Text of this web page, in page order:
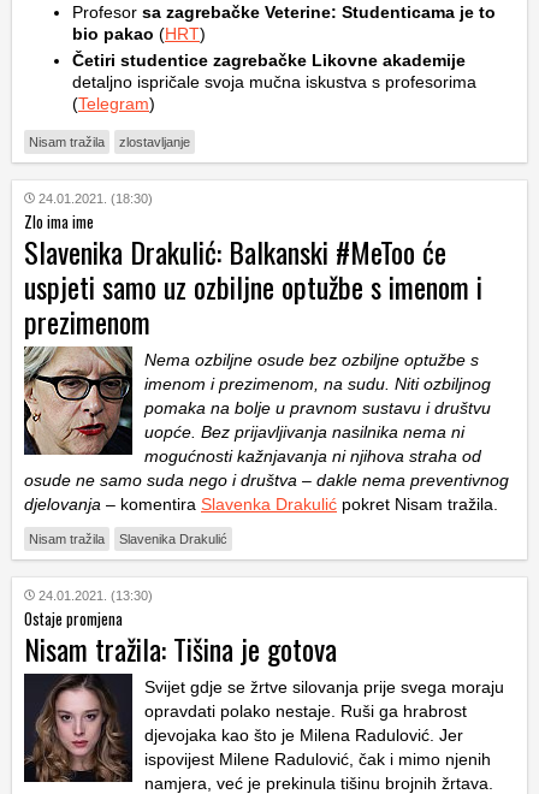
Profesor sa zagrebačke Veterine: Studenticama je to
bio pakao (HRT)
Četiri studentice zagrebačke Likovne akademije
detaljno ispričale svoja mučna iskustva s profesorima
(Telegram)
Nisam tražila zlostavljanje
24.01.2021. (18:30)
Zlo ima ime
Slavenika Drakulić: Balkanski #MeToo će
uspjeti samo uz ozbiljne optužbe s imenom i
prezimenom
Nema ozbiljne osude bez ozbiljne optužbe s
imenom i prezimenom, na sudu. Niti ozbiljnog
pomaka na bolje u pravnom sustavu i društvu
uopće. Bez prijavljivanja nasilnika nema ni
mogućnosti kažnjavanja ni njihova straha od
osude ne samo suda nego i društva – dakle nema preventivnog
djelovanja – komentira Slavenka Drakulić pokret Nisam tražila.
Nisam tražila Slavenika Drakulić
24.01.2021. (13:30)
Ostaje promjena
Nisam tražila: Tišina je gotova
Svijet gdje se žrtve silovanja prije svega moraju
opravdati polako nestaje. Ruši ga hrabrost
djevojaka kao što je Milena Radulović. Jer
ispovijest Milene Radulović, čak i mimo njenih
namjera, već je prekinula tišinu brojnih žrtava.